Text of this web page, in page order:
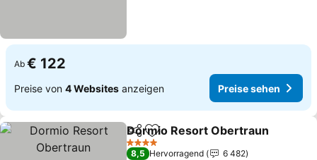
Ab € 122
Preise von 4 Websites anzeigen Preise sehen
TeilenZu Favoriten hinzufügen
Dormio Resort Obertraun
4 Sterne
8,5 Hervorragend
6 482